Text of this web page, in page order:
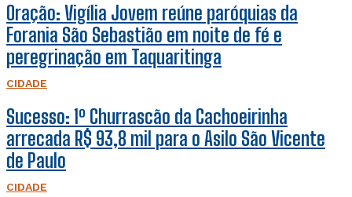
Oração: Vigília Jovem reúne paróquias da
Forania São Sebastião em noite de fé e
peregrinação em Taquaritinga
CIDADE
Sucesso: 1º Churrascão da Cachoeirinha
arrecada R$ 93,8 mil para o Asilo São Vicente
de Paulo
CIDADE